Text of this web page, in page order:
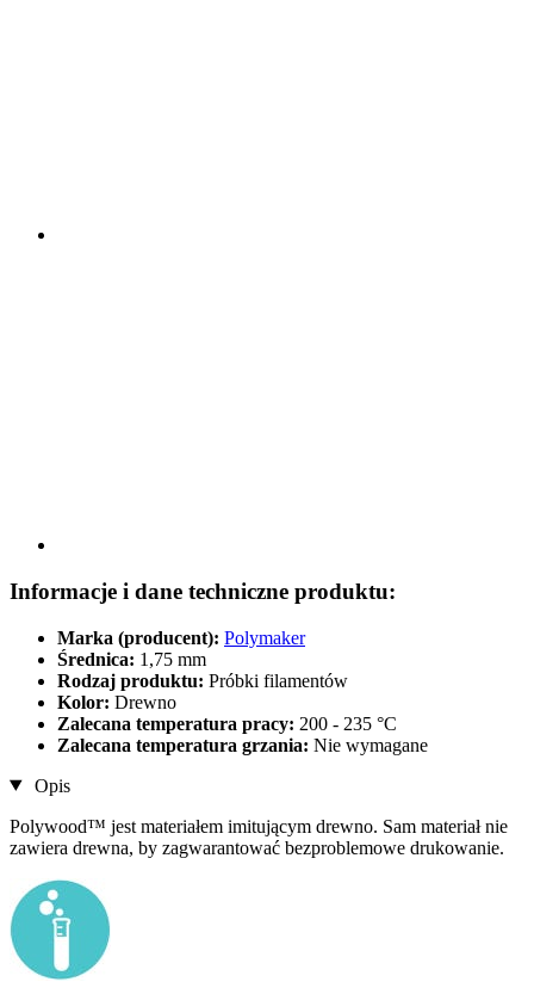
Informacje i dane techniczne produktu:
Marka (producent): Polymaker
Średnica: 1,75 mm
Rodzaj produktu: Próbki filamentów
Kolor: Drewno
Zalecana temperatura pracy: 200 - 235 °C
Zalecana temperatura grzania: Nie wymagane
Opis
Polywood™ jest materiałem imitującym drewno. Sam materiał nie
zawiera drewna, by zagwarantować bezproblemowe drukowanie.